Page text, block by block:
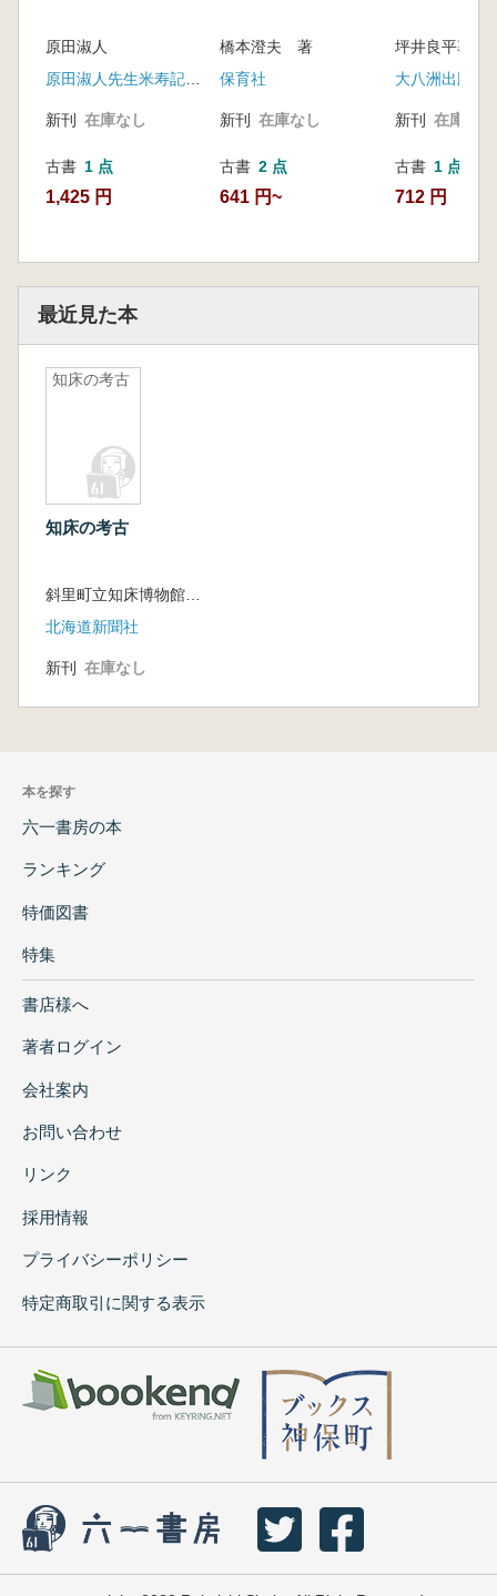
原田淑人
新刊 在庫なし
古書 1 点
1,425 円
橋本澄夫 著
保育社
新刊 在庫なし
古書 2 点
641 円~
坪井良平著
大八洲出版
新刊 在庫なし
古書 1 点
712 円
最近見た本
知床の考古
知床の考古
北海道新聞社
新刊 在庫なし
本を探す
六一書房の本
ランキング
特価図書
特集
書店様へ
著者ログイン
会社案内
お問い合わせ
リンク
採用情報
プライバシーポリシー
特定商取引に関する表示